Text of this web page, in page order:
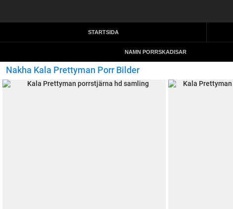
STARTSIDA
NAMN PORRSKADISAR
Nakha Kala Prettyman Porr Bilder